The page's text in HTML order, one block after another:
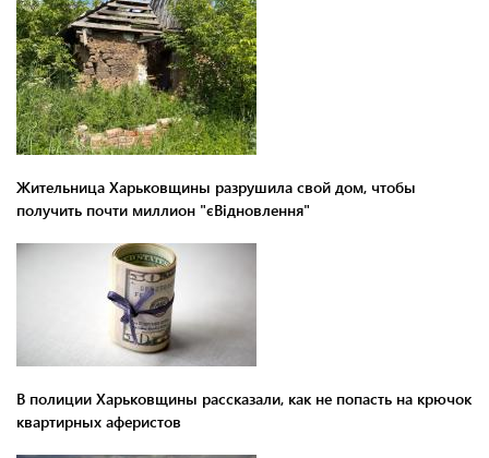
Жительница Харьковщины разрушила свой дом, чтобы
получить почти миллион "єВідновлення"
В полиции Харьковщины рассказали, как не попасть на крючок
квартирных аферистов